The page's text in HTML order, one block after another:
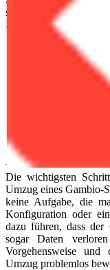
sich auf einen Umzug:
Hosting.
Daten vom
Datenbank sichern
PHP Script
Neuen Shop
Die wichtigsten
Umzug eines Gambio-
keine Aufgabe, die
Konfiguration oder
dazu führen, dass
sogar Daten
Vorgehensweise
Umzug problemlos